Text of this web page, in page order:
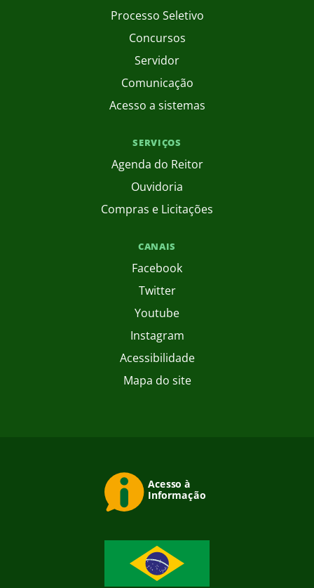
Processo Seletivo
Concursos
Servidor
Comunicação
Acesso a sistemas
SERVIÇOS
Agenda do Reitor
Ouvidoria
Compras e Licitações
CANAIS
Facebook
Twitter
Youtube
Instagram
Acessibilidade
Mapa do site